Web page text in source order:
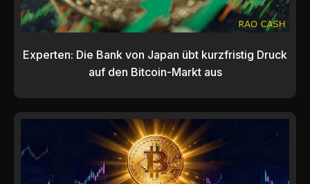
Experten: Die Bank von Japan übt kurzfristig Druck
auf den Bitcoin-Markt aus